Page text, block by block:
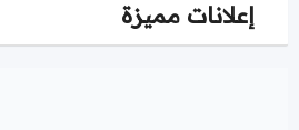
إعلانات مميزة